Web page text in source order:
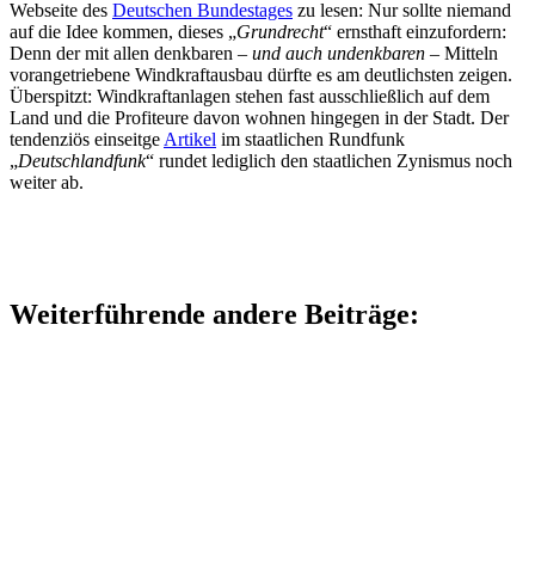
Webseite des Deutschen Bundestages zu lesen: Nur sollte niemand
auf die Idee kommen, dieses „Grundrecht“ ernsthaft einzufordern:
Denn der mit allen denkbaren – und auch undenkbaren – Mitteln
vorangetriebene Windkraftausbau dürfte es am deutlichsten zeigen.
Überspitzt: Windkraftanlagen stehen fast ausschließlich auf dem
Land und die Profiteure davon wohnen hingegen in der Stadt. Der
tendenziös einseitge Artikel im staatlichen Rundfunk
„Deutschlandfunk“ rundet lediglich den staatlichen Zynismus noch
weiter ab.
Weiterführende andere Beiträge: